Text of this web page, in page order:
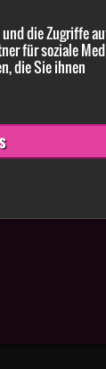
die Zugriffe
für soziale
die Sie ihnen
irreführende